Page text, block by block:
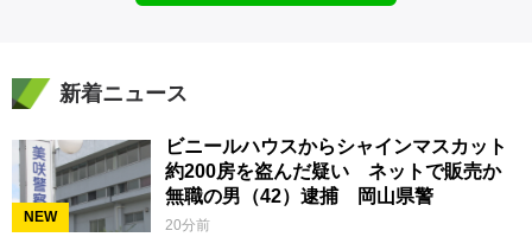
新着ニュース
NEW
ビニールハウスからシャインマスカット
約200房を盗んだ疑い ネットで販売か
無職の男（42）逮捕 岡山県警
20分前